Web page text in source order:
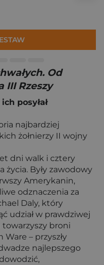
Od
III Rzeszy
posyłał
najbardziej
żołnierzy II wojny
dni walk i cztery
życia. Były zawodowy
Amerykanin,
odznaczenia za
Daly, który
udział w prawdziwej
broni
– przyszły
najlepszego